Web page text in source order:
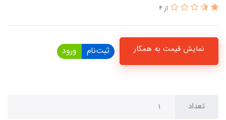
از 4
نمایش قیمت به همکار ثبت‌نام ورود
تعداد